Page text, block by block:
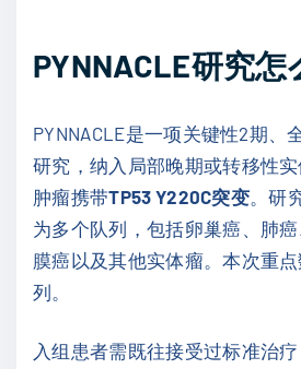
PYNNACLE研究怎
PYNNACLE是一项关键性2期、
研究，纳入局部晚期或转移性
肿瘤携带TP53 Y220C突变 。研
为多个队列，包括卵巢癌、肺
膜癌以及其他实体瘤。本次重
列。
入组患者需既往接受过标准治